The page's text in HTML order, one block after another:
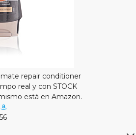
repair conditioner
real y con STOCK
está en Amazon.